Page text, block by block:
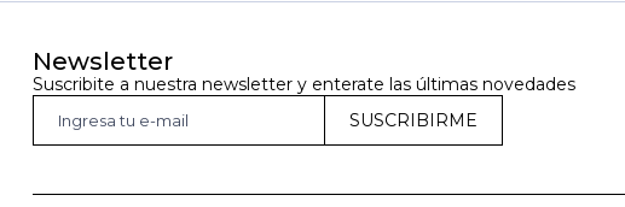
Newsletter
Suscribite a nuestra newsletter y enterate las últimas novedades
SUSCRIBIRME